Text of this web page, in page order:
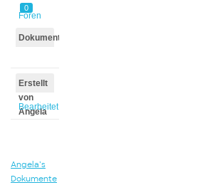
0
Foren
Dokumente
Erstellt
von
Angela
Bearbeitet
Angela’s
Dokumente